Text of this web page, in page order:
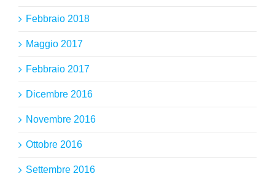
Febbraio 2018
Maggio 2017
Febbraio 2017
Dicembre 2016
Novembre 2016
Ottobre 2016
Settembre 2016